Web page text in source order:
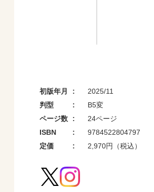
初版年月
2025/11
判型
B5変
ページ数
24ページ
ISBN
9784522804797
定価
2,970円（税込）